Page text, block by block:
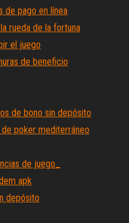
de pago en línea
rueda de la fortuna
el juego
de beneficio
de bono sin depósito
poker mediterráneo
de juego_
apk
depósito